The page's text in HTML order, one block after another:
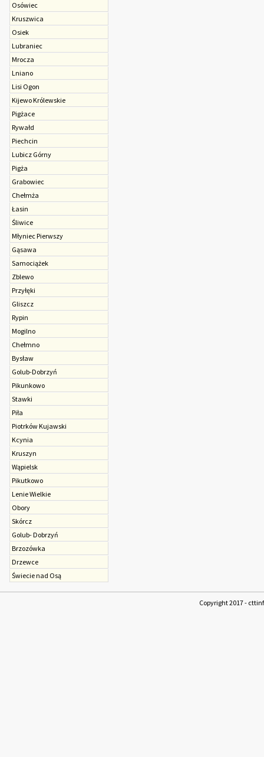
Osówiec
Kruszwica
Osiek
Lubraniec
Mrocza
Lniano
Lisi Ogon
Kijewo Królewskie
Pigżace
Rywałd
Piechcin
Lubicz Górny
Pigża
Grabowiec
Chełmża
Łasin
Śliwice
Młyniec Pierwszy
Gąsawa
Samociążek
Zblewo
Przyłęki
Gliszcz
Rypin
Mogilno
Chełmno
Bysław
Golub-Dobrzyń
Pikunkowo
Stawki
Piła
Piotrków Kujawski
Kcynia
Kruszyn
Wąpielsk
Pikutkowo
Lenie Wielkie
Obory
Skórcz
Golub- Dobrzyń
Brzozówka
Drzewce
Świecie nad Osą
Copyright 2017 -